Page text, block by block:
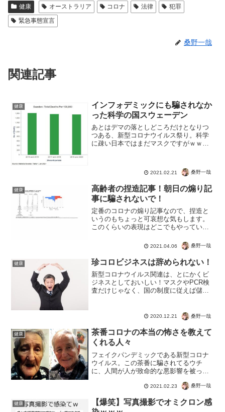
健康 オーストラリア コロナ 法律
犯罪
緊急事態宣言
桑野一哉
関連記事
健康
インフォデミックにも騙されなか
った科学の国スウェーデン
あとはデマの落としどころだけとなりつ
つある、新型コロナウイルス祭り。科学
に疎い日本ではまだマスクですがｗｗｗ
ウェーデン。数字に基づく科学の強さ
よ・・・日本のテレビじゃ永...
2021.02.21 桑野一哉
健康
高齢者の捏造記事！朝日の煽り記
事に騙されないで！
定番のコロナの煽り記事なので、捏造と
いうのもちょっと可哀想な気もします。
このくらいの表現はどこでもやってい
PCR検査は感染の診断に使えない。っ
て、2021年にもなってこんな前提を知ら
ない情弱の極みなら、も...
2021.04.06 桑野一哉
健康 珍コロビジネスは辞められない！
新型コロナウイルス関連は、とにかくビ
ジネスとしておいしい！マスクやPCR検
査だけじゃなく、国の制度に従えば儲か
保、1日当たりICUで30万円超、HCUで21
2020.12.21 桑野一哉
健康
茶番コロナの本当の怖さを教えて
くれる人々
フェイクパンデミックである新型コロナ
ウイルス。この茶番に騙されてるウチ
に、人間が人が致命的な悪影響を被って
を入手し、意味を理解。現実に即した専
論的な判断をくだす。これを...
2021.02.23 桑野一哉
健康
【爆笑】写真撮影でオミクロン感